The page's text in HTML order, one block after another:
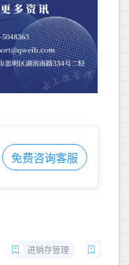
免费咨询客服
进销存管理